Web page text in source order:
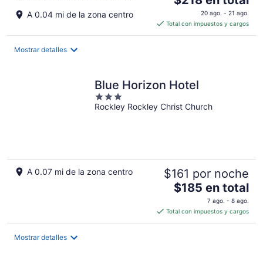
A 0.04 mi de la zona centro
precio
es
de
por
noche
20 ago. - 21 ago.
Total con impuestos y cargos
Mostrar detalles
Blue Horizon Hotel
3
out
Rockley Rockley Christ Church
A 0.07 mi de la zona centro $161 por noche
El
es
de
$185 en total
7 ago. - 8 ago.
Total con impuestos y cargos
Mostrar detalles